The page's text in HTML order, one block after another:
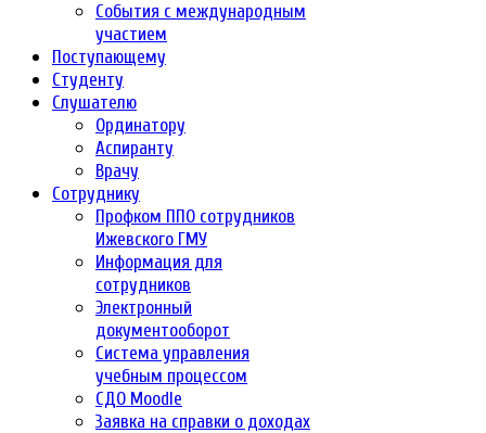
События с международным
участием
Поступающему
Студенту
Слушателю
Ординатору
Аспиранту
Врачу
Сотруднику
Профком ППО сотрудников
Ижевского ГМУ
Информация для
сотрудников
Электронный
документооборот
Система управления
учебным процессом
СДО Moodle
Заявка на справки о доходах